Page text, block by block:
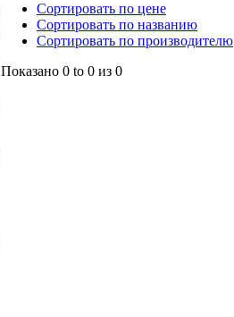
Сортировать по цене
Сортировать по названию
Сортировать по производителю
Показано 0 to 0 из 0